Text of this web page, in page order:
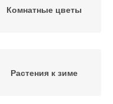
Комнатные цветы
Растения к зиме